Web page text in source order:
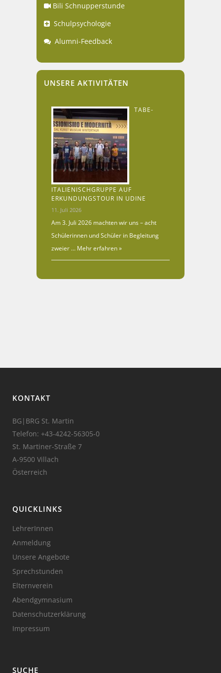
Bili Schnupperstunde
Schulpsychologie
Alumni-Feedback
UNSERE AKTIVITÄTEN
TABE-
ITALIENISCHGRUPPE AUF
ERKUNDUNGSTOUR IN UDINE
11. Juli 2026
Am 3. Juli 2026 machten wir uns – acht
Schülerinnen und Schüler in Begleitung
zweier … Mehr erfahren »
KONTAKT
BG|BRG St. Martin
Telefon: +43-4242-56305-0
St. Martiner-Straße 7
A-9500 Villach
Österreich
QUICKLINKS
LehrerInnen
Anmeldung
Unsere Angebote
Sprechstunden
Elternverein
Abendgymnasium
Datenschutzerklärung
Impressum
SUCHE